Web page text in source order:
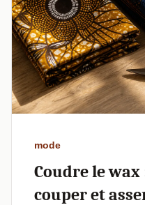
mode
Coudre le
couper et